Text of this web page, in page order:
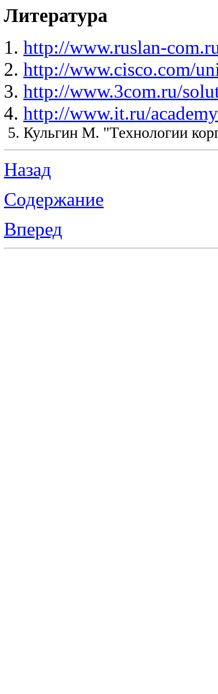
Литература
http://www.ruslan-
http://www.cisco.com/
http://www.3com.ru/
http://www.it.ru/
Кульгин М. "Технологии
Назад
Содержание
Вперед